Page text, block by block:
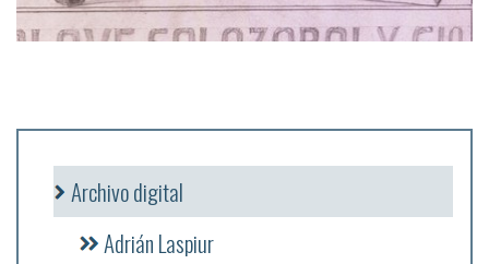
Archivo digital
Adrián Laspiur